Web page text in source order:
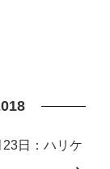
23日：ハリケ